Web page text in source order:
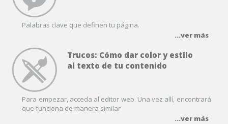
Palabras clave que definen tu página.
...ver más
Trucos: Cómo dar color y estilo
al texto de tu contenido
Para empezar, acceda al editor web. Una vez allí, encontrará
que funciona de manera similar
...ver más